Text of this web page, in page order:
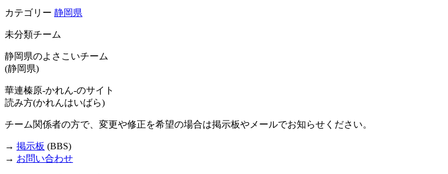
カテゴリー 静岡県
未分類チーム
静岡県のよさこいチーム
(静岡県)
華連榛原-かれん-のサイト
読み方(かれんはいばら)
チーム関係者の方で、変更や修正を希望の場合は掲示板やメールでお知らせください。
→ 掲示板 (BBS)
→ お問い合わせ